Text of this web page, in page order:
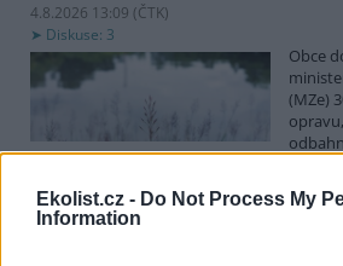
Ekolist.cz - Do Not Process My
Information
4.8.2026 13:09 (ČTK)
Diskuse: 3
Obce
(MZe)
Hospodářským zvířatům pomáhají